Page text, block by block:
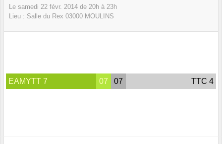
Le samedi 22 févr. 2014 de 20h à 23h
Lieu : Salle du Rex 03000 MOULINS
EAMYTT 7 07 07 TTC 4